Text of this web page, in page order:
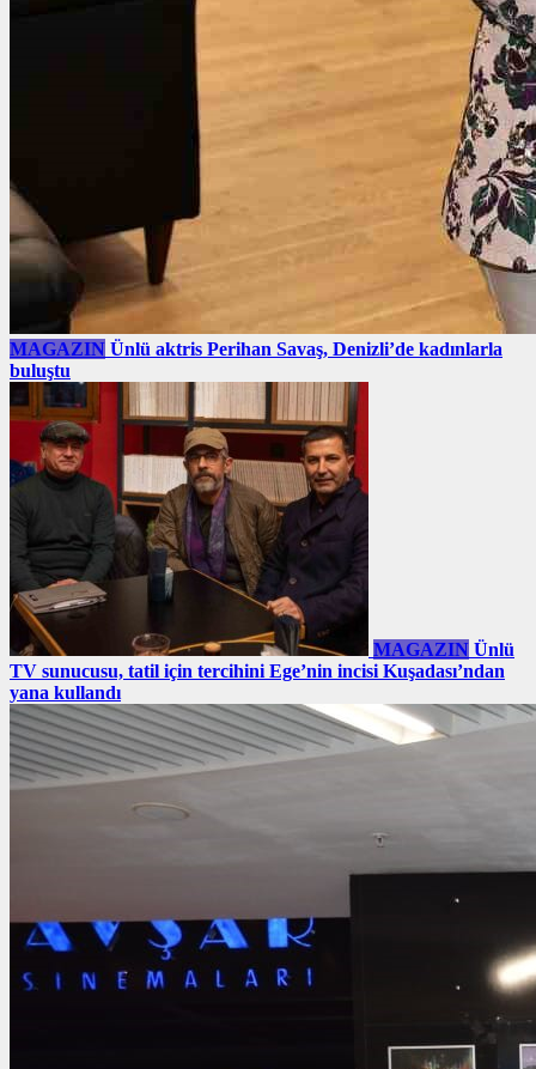
MAGAZIN Ünlü aktris Perihan Savaş, Denizli’de kadınlarla
buluştu
MAGAZIN Ünlü
TV sunucusu, tatil için tercihini Ege’nin incisi Kuşadası’ndan
yana kullandı